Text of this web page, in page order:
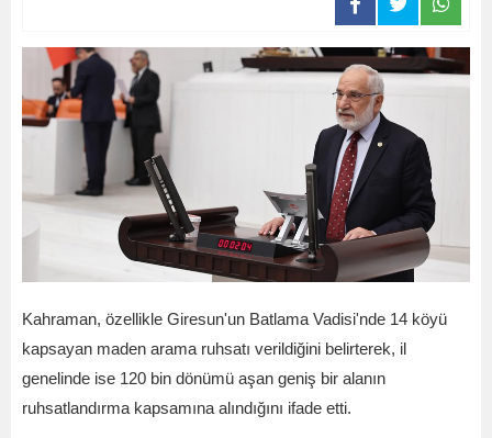
Kahraman, özellikle Giresun'un Batlama Vadisi'nde 14 köyü
kapsayan maden arama ruhsatı verildiğini belirterek, il
genelinde ise 120 bin dönümü aşan geniş bir alanın
ruhsatlandırma kapsamına alındığını ifade etti.